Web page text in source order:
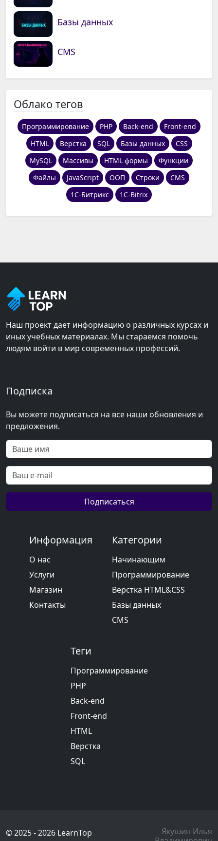
Базы данных
CMS
Облако тегов
Программирование PHP Back-end
Front-end
HTML
Верстка SQL Базы данных
CSS
MySQL
Массивы HTML формы
Функции
Файлы
JavaScript ООП Строки
CMS
1С-Битрикс
1C-Bitrix
Наш проект дает информацию о различных курсах и
иных учебных материалах. Мы стараемся помочь
людям войти в мир современных профессий.
Подписка
Вы можете подписаться на все наши обновления и
предложения.
Подписаться
Информация
О нас
Услуги
Магазин
Контакты
Категории
Начинающим
Программирование
Верстка HTML&CSS
Базы данных
CMS
Теги
Программирование
PHP
Back-end
Front-end
HTML
Верстка
SQL
© 2025 - 2026 LearnTop
Якушин Илья